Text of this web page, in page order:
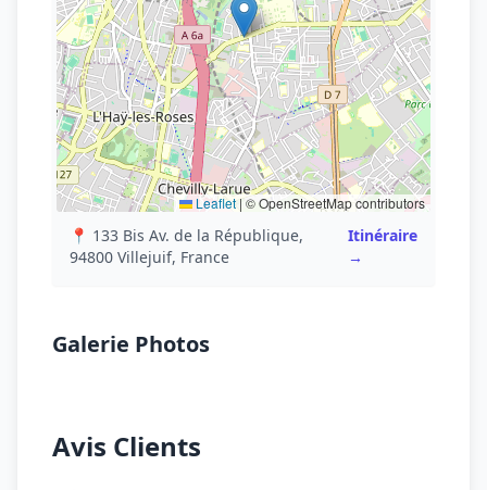
Leaflet |© OpenStreetMap contributors
📍 133 Bis Av. de la République,
94800 Villejuif, France
Itinéraire
→
Galerie Photos
Avis Clients